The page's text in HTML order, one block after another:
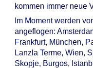
kommen immer neue
Im Moment werden
angeflogen:
Frankfurt, München,
Lanzla Terme, Wien,
Skopje, Burgos,